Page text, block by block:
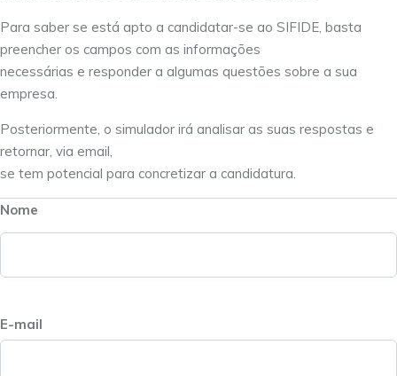
Para saber se está apto a candidatar-se ao SIFIDE, basta
preencher os campos com as informações
necessárias e responder a algumas questões sobre a sua
empresa.
Posteriormente, o simulador irá analisar as suas respostas e
retornar, via email,
se tem potencial para concretizar a candidatura.
Nome
E-mail